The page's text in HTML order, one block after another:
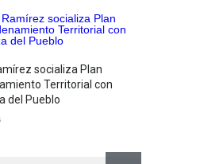
socializa Plan
Territorial con
del Pueblo